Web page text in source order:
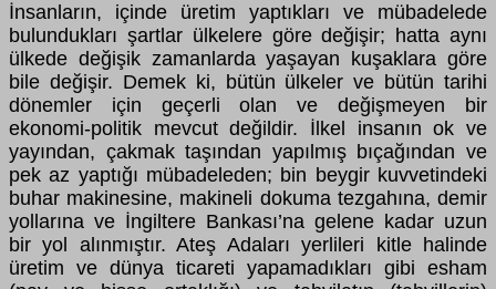
İnsanların, içinde üretim yaptıkları ve mübadelede
bulundukları şartlar ülkelere göre değişir; hatta aynı
ülkede değişik zamanlarda yaşayan kuşaklara göre
bile değişir. Demek ki, bütün ülkeler ve bütün tarihi
dönemler için geçerli olan ve değişmeyen bir
ekonomi-politik mevcut değildir. İlkel insanın ok ve
yayından, çakmak taşından yapılmış bıçağından ve
pek az yaptığı mübadeleden; bin beygir kuvvetindeki
buhar makinesine, makineli dokuma tezgahına, demir
yollarına ve İngiltere Bankası’na gelene kadar uzun
bir yol alınmıştır. Ateş Adaları yerlileri kitle halinde
üretim ve dünya ticareti yapamadıkları gibi esham